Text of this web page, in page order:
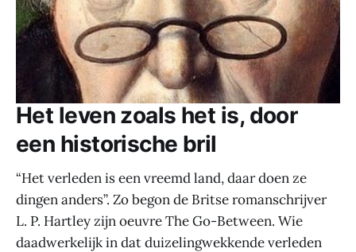
Het leven zoals het is, door
een historische bril
“Het verleden is een vreemd land, daar doen ze
dingen anders”. Zo begon de Britse romanschrijver
L. P. Hartley zijn oeuvre The Go-Between. Wie
daadwerkelijk in dat duizelingwekkende verleden